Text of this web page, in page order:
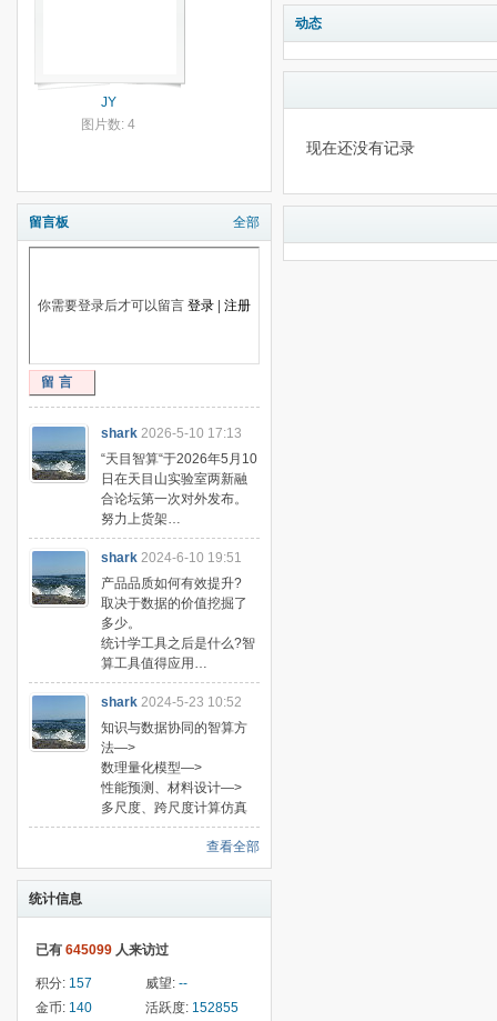
JY
图片数: 4
留言板 全部
你需要登录后才可以留言 登录 注册
留言
shark 2026-5-10 17:13
“天目智算“于2026年5月10
日在天目山实验室两新融
合论坛第一次对外发布。
努力上货架…
shark 2024-6-10 19:51
产品品质如何有效提升?
取决于数据的价值挖掘了
多少。
统计学工具之后是什么?智
算工具值得应用…
shark 2024-5-23 10:52
知识与数据协同的智算方
法—>
数理量化模型—>
性能预测、材料设计—>
多尺度、跨尺度计算仿真
查看全部
统计信息
已有 645099 人来访过
积分: 157 威望: --
金币: 140 活跃度: 152855
动态
现在还没有记录